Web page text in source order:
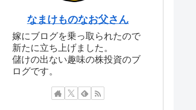
なまけものなお父さん
嫁にブログを乗っ取られたので
新たに立ち上げました。
儲けの出ない趣味の株投資のブ
ログです。